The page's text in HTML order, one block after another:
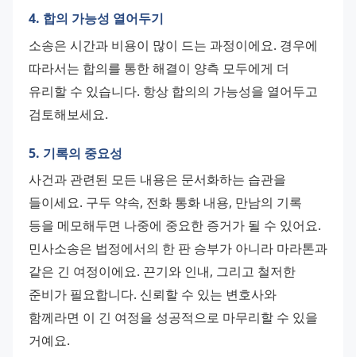
4. 합의 가능성 열어두기
소송은 시간과 비용이 많이 드는 과정이에요. 경우에
따라서는 합의를 통한 해결이 양측 모두에게 더
유리할 수 있습니다. 항상 합의의 가능성을 열어두고
검토해보세요.
5. 기록의 중요성
사건과 관련된 모든 내용은 문서화하는 습관을
들이세요. 구두 약속, 전화 통화 내용, 만남의 기록
등을 메모해두면 나중에 중요한 증거가 될 수 있어요.
민사소송은 법정에서의 한 판 승부가 아니라 마라톤과
같은 긴 여정이에요. 끈기와 인내, 그리고 철저한
준비가 필요합니다. 신뢰할 수 있는 변호사와
함께라면 이 긴 여정을 성공적으로 마무리할 수 있을
거예요.